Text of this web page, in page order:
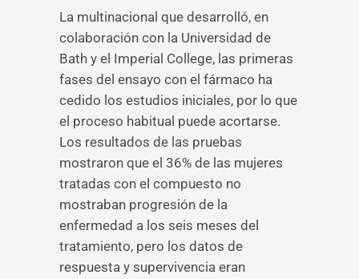
La multinacional que desarrolló, en
colaboración con la Universidad de
Bath y el Imperial College, las primeras
fases del ensayo con el fármaco ha
cedido los estudios iniciales, por lo que
el proceso habitual puede acortarse.
Los resultados de las pruebas
mostraron que el 36% de las mujeres
tratadas con el compuesto no
mostraban progresión de la
enfermedad a los seis meses del
tratamiento, pero los datos de
respuesta y supervivencia eran